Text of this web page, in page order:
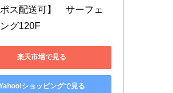
ポス配送可】　サーフェ
グ120F
楽天市場で見る
ショッピングで見る